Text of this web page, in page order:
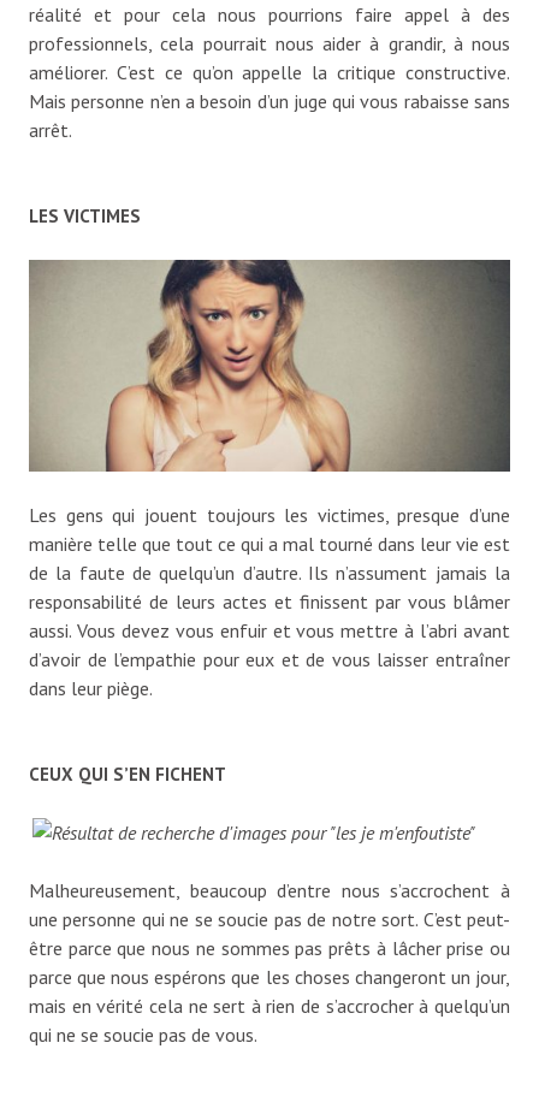
réalité et pour cela nous pourrions faire appel à des
professionnels, cela pourrait nous aider à grandir, à nous
améliorer. C’est ce qu’on appelle la critique constructive.
Mais personne n’en a besoin d’un juge qui vous rabaisse sans
arrêt.
LES VICTIMES
Les gens qui jouent toujours les victimes, presque d’une
manière telle que tout ce qui a mal tourné dans leur vie est
de la faute de quelqu’un d’autre. Ils n’assument jamais la
responsabilité de leurs actes et finissent par vous blâmer
aussi. Vous devez vous enfuir et vous mettre à l’abri avant
d’avoir de l’empathie pour eux et de vous laisser entraîner
dans leur piège.
CEUX QUI S’EN FICHENT
Malheureusement, beaucoup d’entre nous s’accrochent à
une personne qui ne se soucie pas de notre sort. C’est peut-
être parce que nous ne sommes pas prêts à lâcher prise ou
parce que nous espérons que les choses changeront un jour,
mais en vérité cela ne sert à rien de s’accrocher à quelqu’un
qui ne se soucie pas de vous.